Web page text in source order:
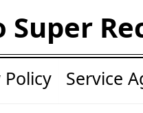
Super
Policy Service